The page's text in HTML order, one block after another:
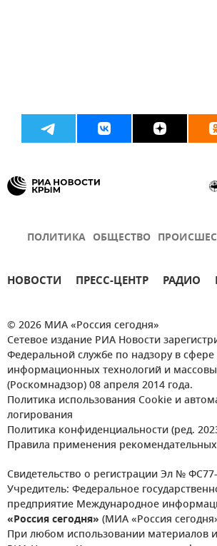
ПОЛИТИКА ОБЩЕСТВО
НОВОСТИ ПРЕСС-ЦЕНТР РАДИО
© 2026 МИА «Россия сегодня»
Сетевое издание РИА Новости
Федеральной службе по надзору в сфере
информационных технологий и
(Роскомнадзор) 08 апреля 2014 года.
Политика использования Cookie и
логирования
Политика конфиденциальности (ред.
Правила применения
Свидетельство о регистрации Эл №
Учредитель: Федеральное
предприятие Международное
«Россия сегодня» (МИА «Россия
При любом использовании материалов